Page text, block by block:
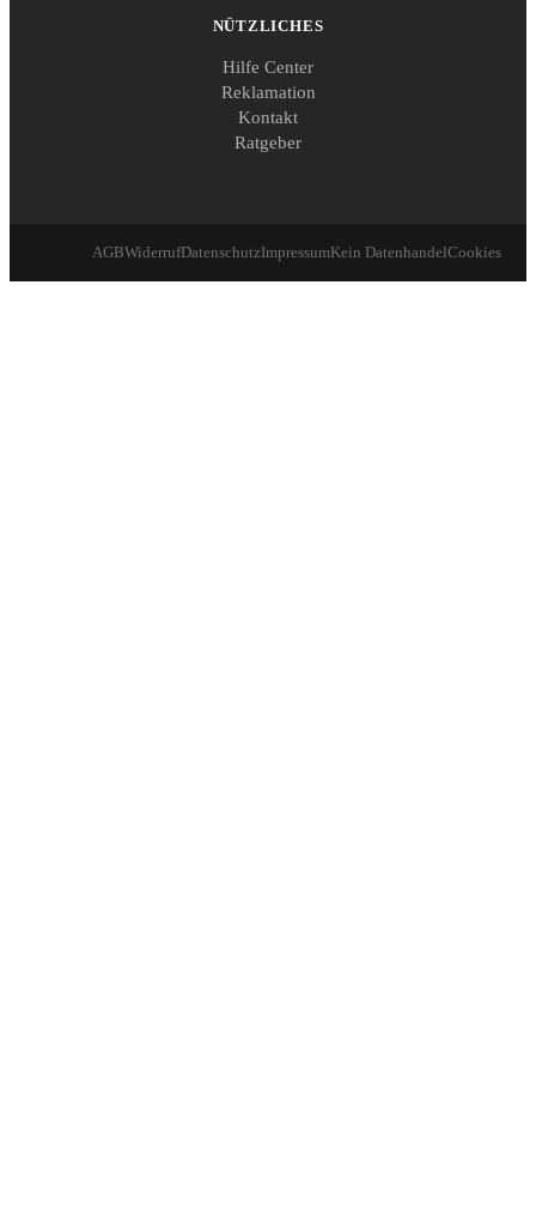
NÜTZLICHES
Hilfe Center
Reklamation
Kontakt
Ratgeber
AGBWiderrufDatenschutzImpressumKein DatenhandelCookies